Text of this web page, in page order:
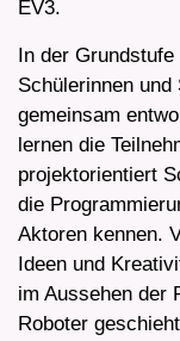
EV3.
In der
Schülerinnen
gemeinsam
lernen die
projektorientiert
die
Aktoren kennen.
Ideen und
im Aussehen der
Roboter